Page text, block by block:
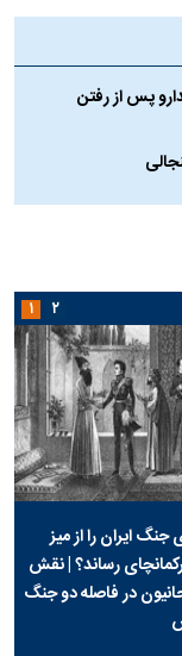
پس از رفتن
جنگ ایران را از میز
رساند؟ | نقش
در فاصله دو جنگ
۱ ۲